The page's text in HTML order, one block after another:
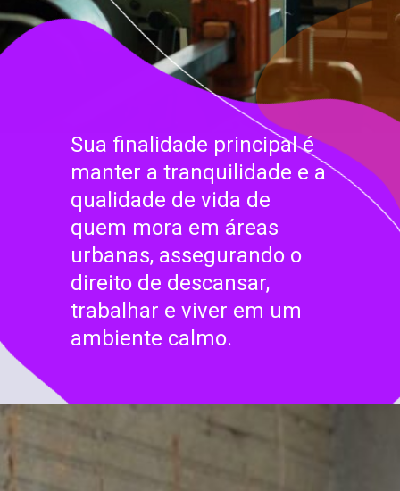
Sua finalidade principal é
manter a tranquilidade e a
qualidade de vida de
quem mora em áreas
urbanas, assegurando o
direito de descansar,
trabalhar e viver em um
ambiente calmo.